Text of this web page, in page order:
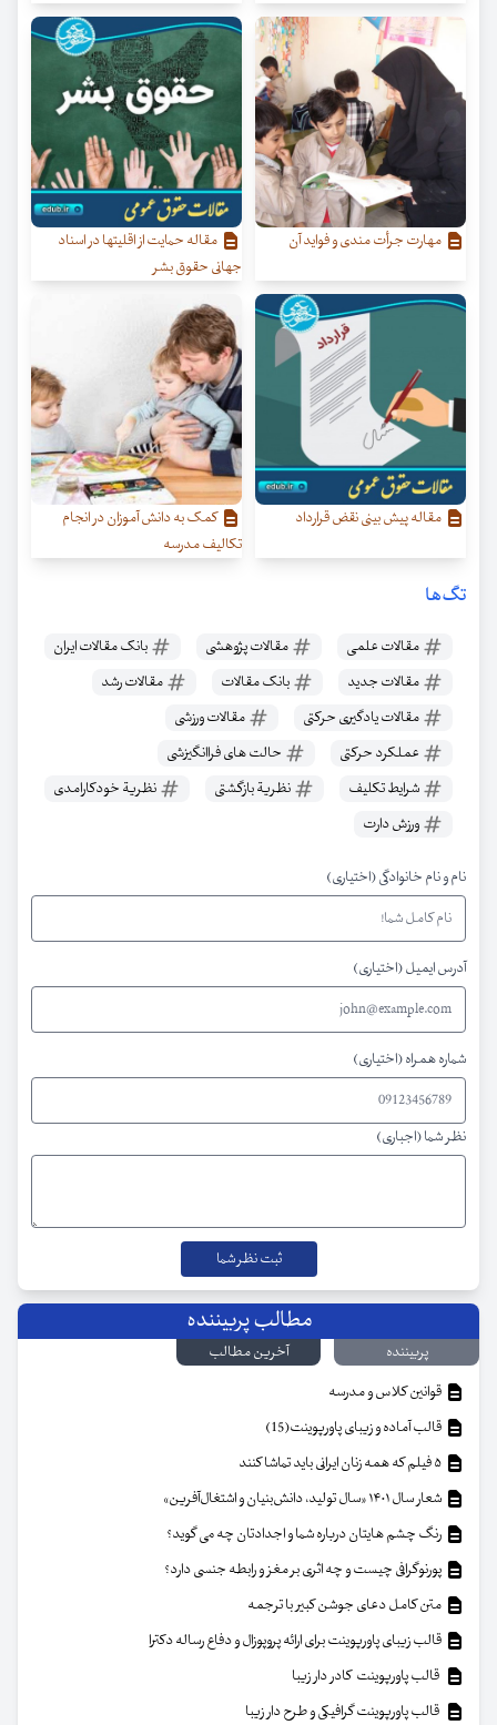
مهارت جرأت مندی و فواید آن
مقاله حمایت از اقلیتها در اسناد
جهانی حقوق بشر
مقاله پیش‌ بینی نقض قرارداد
کمک به دانش آموزان در انجام
تکالیف مدرسه
تگ‌ها
مقالات علمی مقالات پژوهشی
بانک مقالات ایران
مقالات جدید
بانک مقالات
مقالات رشد
مقالات یادگیری حرکتی
مقالات ورزشی
عملکرد حرکتی
حالت های فراانگیزشی
شرایط تکلیف
نظریة بازگشتی
نظریة خودکارامدی
ورزش دارت
نام و نام خانوادگی (اختیاری)
آدرس ایمیل (اختیاری)
شماره همراه (اختیاری)
نظر شما (اجباری)
مطالب پربیننده
پربیننده
آخرین مطالب
قوانین کلاس و مدرسه
قالب آماده و زیبای پاورپوینت(15)
شعار سال ۱۴۰۱ «سال تولید، دانش‌بنیان و اشتغال‌آفرین»
رنگ چشم هایتان درباره شما و اجدادتان چه می گوید؟
پورنوگرافی چیست و چه اثری بر مغز و رابطه جنسی دارد؟
متن کامل دعای جوشن کبیر با ترجمه
قالب زیبای پاورپوینت برای ارائه پروپوزال و دفاع رساله دکترا
قالب پاورپوینت کادر دار زیبا
قالب پاورپوینت گرافیکی و طرح دار زیبا